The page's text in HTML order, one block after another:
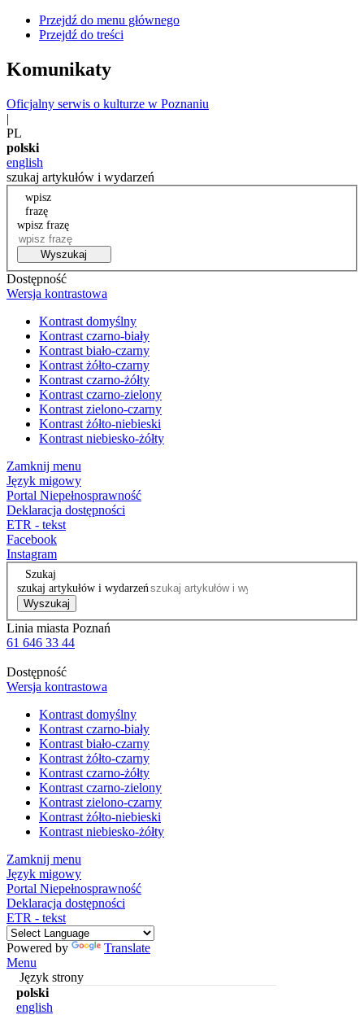
Przejdź do menu głównego
Przejdź do treści
Komunikaty
Oficjalny serwis o kulturze w Poznaniu
|
PL
polski
english
szukaj artykułów i wydarzeń
wpisz
frazę
wpisz frazę
Wyszukaj
Dostępność
Wersja kontrastowa
Kontrast domyślny
Kontrast czarno-biały
Kontrast biało-czarny
Kontrast żółto-czarny
Kontrast czarno-żółty
Kontrast czarno-zielony
Kontrast zielono-czarny
Kontrast żółto-niebieski
Kontrast niebiesko-żółty
Zamknij menu
Język migowy
Portal Niepełnosprawność
Deklaracja dostępności
ETR - tekst
Facebook
Instagram
Szukaj
szukaj artykułów i wydarzeń
Wyszukaj
Linia miasta Poznań
61 646 33 44
Dostępność
Wersja kontrastowa
Kontrast domyślny
Kontrast czarno-biały
Kontrast biało-czarny
Kontrast żółto-czarny
Kontrast czarno-żółty
Kontrast czarno-zielony
Kontrast zielono-czarny
Kontrast żółto-niebieski
Kontrast niebiesko-żółty
Zamknij menu
Język migowy
Portal Niepełnosprawność
Deklaracja dostępności
ETR - tekst
Powered by
Translate
Menu
Język strony
polski
english